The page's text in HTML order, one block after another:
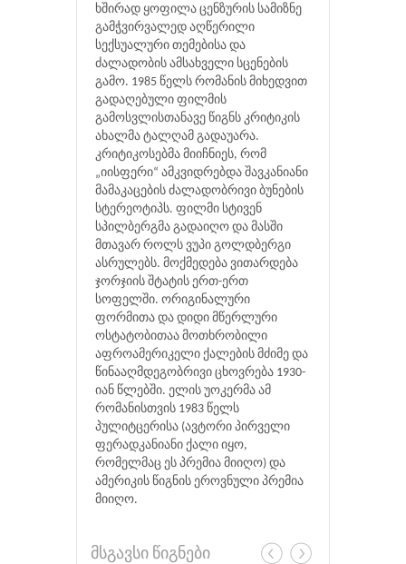
ხშირად ყოფილა ცენზურის სამიზნე
გამჭვირვალედ აღწერილი
სექსუალური თემებისა და
ძალადობის ამსახველი სცენების
გამო. 1985 წელს რომანის მიხედვით
გადაღებული ფილმის
გამოსვლისთანავე წიგნს კრიტიკის
ახალმა ტალღამ გადაუარა.
კრიტიკოსებმა მიიჩნიეს, რომ
„იისფერი“ ამკვიდრებდა შავკანიანი
მამაკაცების ძალადობრივი ბუნების
სტერეოტიპს. ფილმი სტივენ
სპილბერგმა გადაიღო და მასში
მთავარ როლს ვუპი გოლდბერგი
ასრულებს. მოქმედება ვითარდება
ჯორჯიის შტატის ერთ-ერთ
სოფელში. ორიგინალური
ფორმითა და დიდი მწერლური
ოსტატობითაა მოთხრობილი
აფროამერიკელი ქალების მძიმე და
წინააღმდეგობრივი ცხოვრება 1930-
იან წლებში. ელის უოკერმა ამ
რომანისთვის 1983 წელს
პულიტცერისა (ავტორი პირველი
ფერადკანიანი ქალი იყო,
რომელმაც ეს პრემია მიიღო) და
ამერიკის წიგნის ეროვნული პრემია
მიიღო.
მსგავსი წიგნები